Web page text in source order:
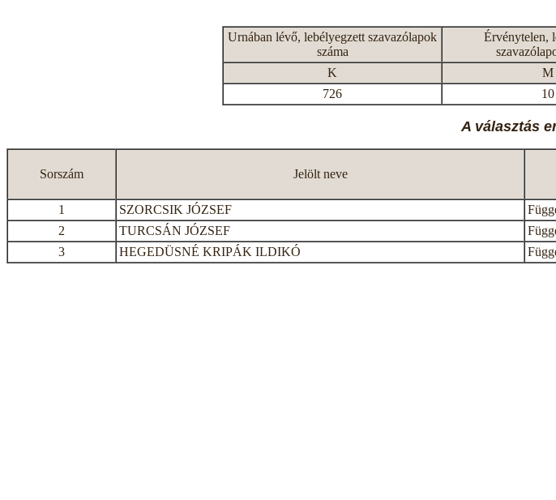
Urnában lévő, lebélyegzett szavazólapok
száma
Érvénytelen,
K M
726
10
A választás
Sorszám Jelölt neve
1 SZORCSIK JÓZSEF
2
TURCSÁN JÓZSEF
3
HEGEDÜSNÉ KRIPÁK ILDIKÓ